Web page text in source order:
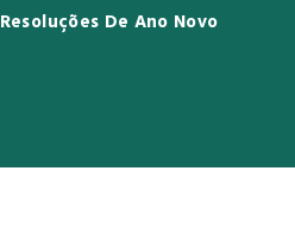
Resoluções De Ano Novo